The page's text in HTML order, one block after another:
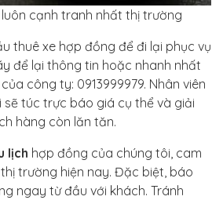
cạnh tranh nhất thị trường
thuê xe hợp đồng để đi lại phục vụ
để lại thông tin hoặc nhanh nhất
công ty: 0913999979. Nhân viên
túc trực báo giá cụ thể và giải
hàng còn lăn tăn.
lịch hợp đồng của chúng tôi, cam
trường hiện nay. Đặc biệt, báo
ngay từ đầu với khách. Tránh